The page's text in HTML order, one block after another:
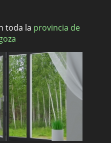
toda la provincia de